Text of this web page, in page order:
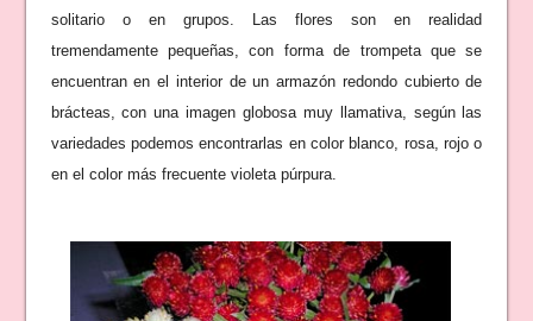
solitario o en grupos. Las flores son en realidad
tremendamente pequeñas, con forma de trompeta que se
encuentran en el interior de un armazón redondo cubierto de
brácteas, con una imagen globosa muy llamativa, según las
variedades podemos encontrarlas en color blanco, rosa, rojo o
en el color más frecuente violeta púrpura.